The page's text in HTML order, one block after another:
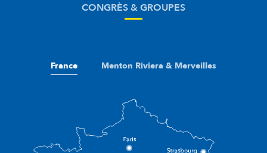
CONGRÈS & GROUPES
France Menton Riviera & Merveilles